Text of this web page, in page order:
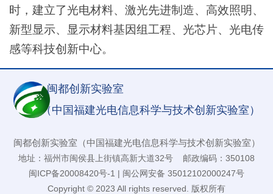
时，建立了光电材料、激光先进制造、高效照明、
新型显示、显示材料基因组工程、光芯片、光电传
感等科技创新中心。
闽都创新实验室
（中国福建光电信息科学与技术创新实验室）
闽都创新实验室（中国福建光电信息科学与技术创新实验室）
地址：福州市闽侯县上街镇高新大道32号 邮政编码：350108
闽ICP备20008420号-1 | 闽公网安备 35012102000247号
Copyright © 2023 All rights reserved. 版权所有